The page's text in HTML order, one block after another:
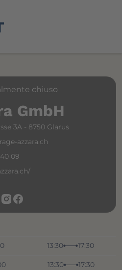
chiuso
GmbH
3A - 8750 Glarus
azzara.ch
09
13:30 17:30
13:30 17:30